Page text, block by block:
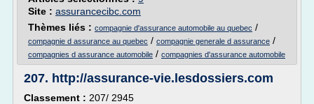
Site : assurancecibc.com
Thèmes liés : compagnie d'assurance automobile au quebec /
compagnie d assurance au quebec / compagnie generale d assurance /
compagnies d assurance automobile / compagnies d'assurance automobile
207. http://assurance-vie.lesdossiers.com
Classement : 207/ 2945